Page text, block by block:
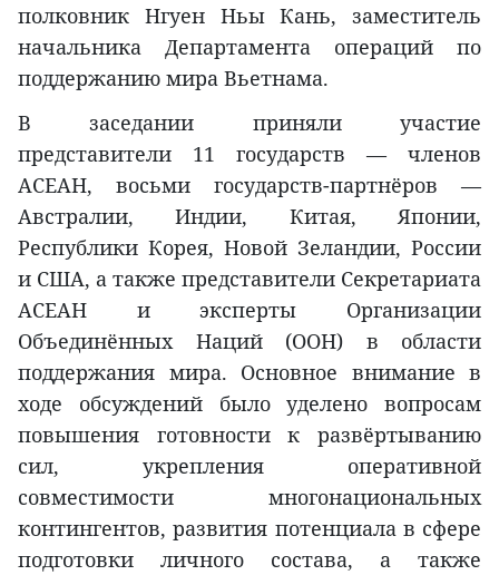
полковник Нгуен Ньы Кань, заместитель
начальника Департамента операций по
поддержанию мира Вьетнама.
В заседании приняли участие
представители 11 государств — членов
АСЕАН, восьми государств-партнёров —
Австралии, Индии, Китая, Японии,
Республики Корея, Новой Зеландии, России
и США, а также представители Секретариата
АСЕАН и эксперты Организации
Объединённых Наций (ООН) в области
поддержания мира. Основное внимание в
ходе обсуждений было уделено вопросам
повышения готовности к развёртыванию
сил, укрепления оперативной
совместимости многонациональных
контингентов, развития потенциала в сфере
подготовки личного состава, а также